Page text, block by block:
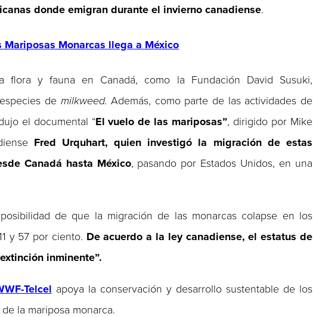
donde emigran durante el invierno canadiense.
Monarcas llega a México
flora y fauna en Canadá, como la Fundación David Susuki,
de milkweed.Además, como parte de las actividades de
el documental “El vuelo de las mariposas”, dirigido por Mike
Fred Urquhart, quien investigó la migración de estas
Canadá hasta México, pasando por Estados Unidos, en una
de que la migración de las monarcas colapse en los
y 57 por ciento. De acuerdo a la ley canadiense, el estatus de
inminente”.
Telcel apoya la conservación y desarrollo sustentable de los
la mariposa monarca.